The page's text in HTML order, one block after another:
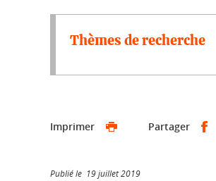
Thèmes de recherche
Imprimer Partager
Publié le 19 juillet 2019